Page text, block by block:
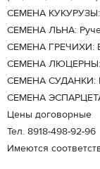
СЕМЕНА КУКУРУЗЫ:
СЕМЕНА ЛЬНА:
СЕМЕНА ГРЕЧИХИ:
СЕМЕНА ЛЮЦЕРНЫ:
СЕМЕНА СУДАНКИ:
СЕМЕНА
Цены договорные
Тел. 8918-498-92-96
Имеются